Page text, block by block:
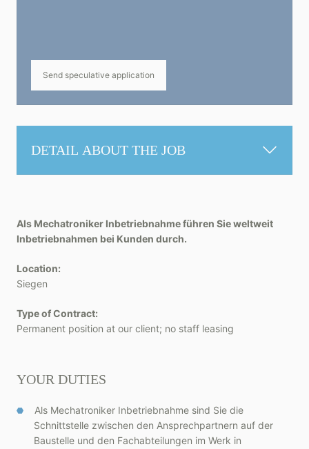
Send speculative application
DETAIL ABOUT THE JOB
Als Mechatroniker Inbetriebnahme führen Sie weltweit
Inbetriebnahmen bei Kunden durch.
Location:
Siegen
Type of Contract:
Permanent position at our client; no staff leasing
YOUR DUTIES
Als Mechatroniker Inbetriebnahme sind Sie die
Schnittstelle zwischen den Ansprechpartnern auf der
Baustelle und den Fachabteilungen im Werk in